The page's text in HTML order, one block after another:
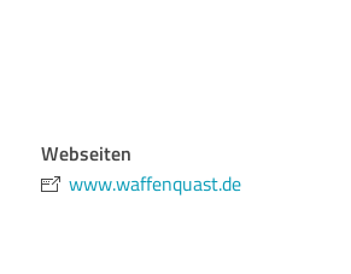
Webseiten
www.waffenquast.de